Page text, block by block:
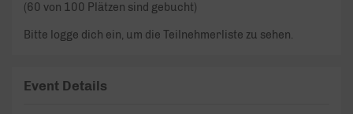
(60 von 100 Plätzen sind gebucht)
Bitte logge dich ein, um die Teilnehmerliste zu sehen.
Event Details